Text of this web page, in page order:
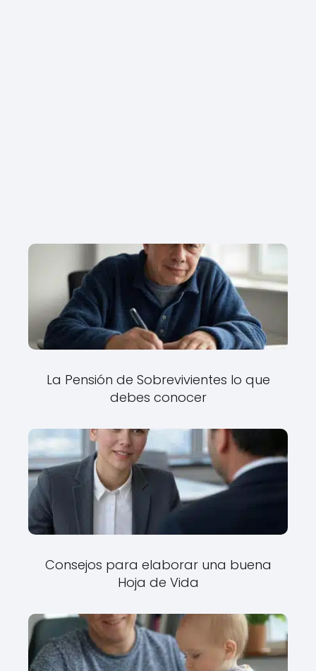
La Pensión de Sobrevivientes lo que
debes conocer
Consejos para elaborar una buena
Hoja de Vida